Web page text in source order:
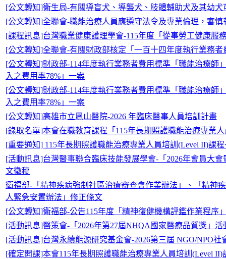
[公文轉知]衛生局-有關導盲犬、導聾犬、肢體輔助犬及其幼
[公文轉知]全聯會-職能治療人員應遵守法令及專業倫理，審慎
[課程訊息]台灣職業健康護理學會-115年度「從事勞工健康服
[公文轉知]全聯會-有關財政部核定「一百十四年度執行業務
[公文轉知]財政部-114年度執行業務者費用標準「職能治療
入之費用率78%」一案
[公文轉知]財政部-114年度執行業務者費用標準「職能治療
入之費用率78%」一案
[公文轉知]高雄市立鳳山醫院-2026 年臨床醫事人員培訓計畫
[錄取名單]本會在職教育課程「115年長期照護職能治療專業
[重要通知] 115年長期照護職能治療專業人員培訓(Level II)課
[活動訊息]台灣醫事聯合臨床技能發展學會-「2026年會員大
文徵稿
衛福部-「精神疾病強制社區治療審查會作業辦法」、「精神
人緊急安置辦法」修正條文
[公文轉知]衛福部-公告115年度「精神復健機構評鑑作業程
[活動訊息]醫策會-「2026年第27屆NHQA國家醫療品質獎」
[活動訊息]台灣永續能源研究基金會-2026第三屆 NGO/NPO社
[確定開課]本會115年長期照護職能治療專業人員培訓(Level